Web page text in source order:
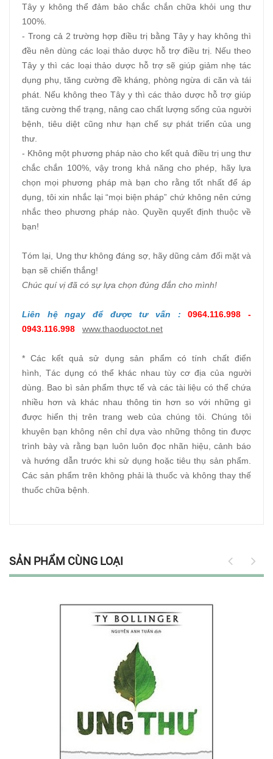
Tây y không thể đảm bảo chắc chắn chữa khỏi ung thư
100%.
- Trong cả 2 trường hợp điều trị bằng Tây y hay không thì
đều nên dùng các loại thảo dược hỗ trợ điều trị. Nếu theo
Tây y thì các loại thảo dược hỗ trợ sẽ giúp giảm nhẹ tác
dụng phụ, tăng cường đề kháng, phòng ngừa di căn và tái
phát. Nếu không theo Tây y thì các thảo dược hỗ trợ giúp
tăng cường thể trạng, nâng cao chất lượng sống của người
bệnh, tiêu diệt cũng như hạn chế sự phát triển của ung
thư.
- Không một phương pháp nào cho kết quả điều trị ung thư
chắc chắn 100%, vậy trong khả năng cho phép, hãy lựa
chọn mọi phương pháp mà bạn cho rằng tốt nhất để áp
dụng, tôi xin nhắc lại “mọi biện pháp” chứ không nên cứng
nhắc theo phương pháp nào. Quyền quyết định thuộc về
bạn!
Tóm lại, Ung thư không đáng sợ, hãy dũng cảm đối mặt và
bạn sẽ chiến thắng!
Chúc quí vị đã có sự lựa chọn đúng đắn cho mình!
Liên hệ ngay để được tư vấn :
0964.116.998 -
0943.116.998
www.thaoduoctot.net
* Các kết quả sử dụng sản phẩm có tính chất điển
hình, Tác dụng có thể khác nhau tùy cơ địa của người
dùng. Bao bì sản phẩm thực tế và các tài liệu có thể chứa
nhiều hơn và khác nhau thông tin hơn so với những gì
được hiển thị trên trang web của chúng tôi. Chúng tôi
khuyên bạn không nên chỉ dựa vào những thông tin được
trình bày và rằng bạn luôn luôn đọc nhãn hiệu, cảnh báo
và hướng dẫn trước khi sử dụng hoặc tiêu thụ sản phẩm.
Các sản phẩm trên không phải là thuốc và không thay thế
thuốc chữa bệnh.
SẢN PHẨM CÙNG LOẠI